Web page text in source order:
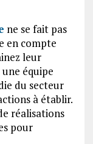
ne se fait pas
en compte
leur
équipe
du secteur
à établir.
réalisations
pour